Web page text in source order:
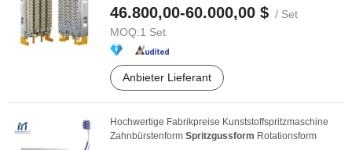
46.800,00-60.000,00 $ / Set
MOQ:1 Set
Anbieter Lieferant
Hochwertige Fabrikpreise Kunststoffspritzmaschine
Zahnbürstenform Spritzgussform Rotationsform